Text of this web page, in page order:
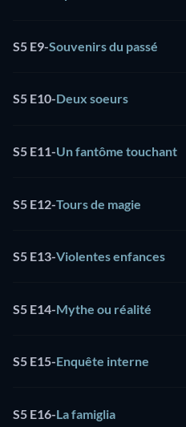
S5 E9-Souvenirs du passé
S5 E10-Deux soeurs
S5 E11-Un fantôme touchant
S5 E12-Tours de magie
S5 E13-Violentes enfances
S5 E14-Mythe ou réalité
S5 E15-Enquête interne
S5 E16-La famiglia